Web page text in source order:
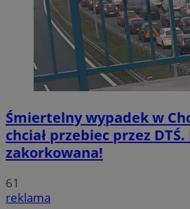
Śmiertelny wypadek w
chciał przebiec przez
zakorkowana!
61
reklama